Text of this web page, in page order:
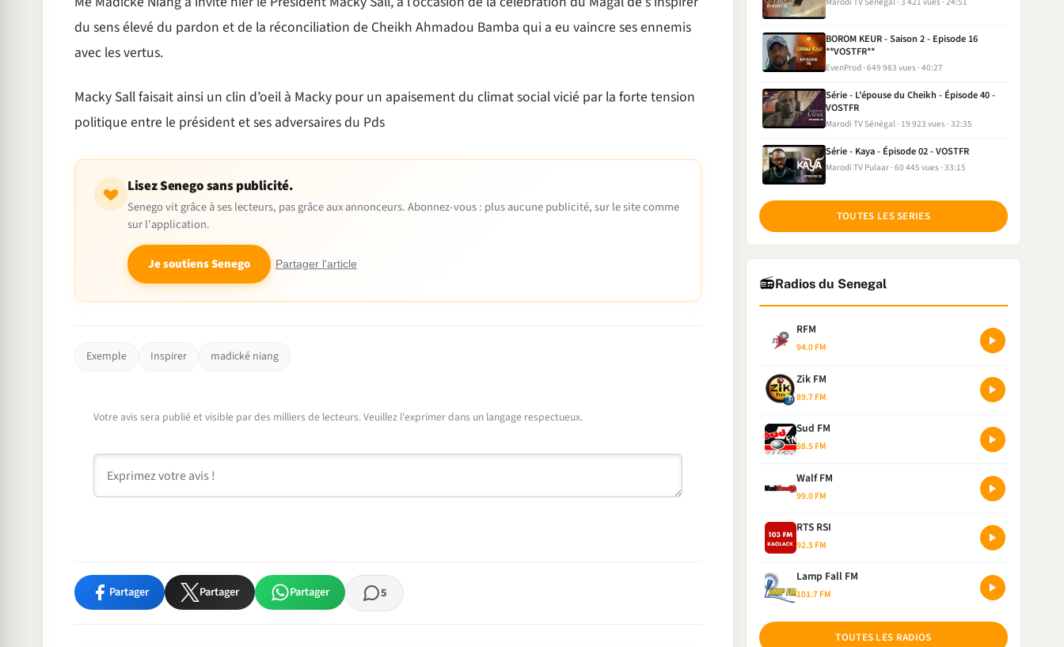
du sens élevé du pardon et de la réconciliation de Cheikh Ahmadou Bamba qui a eu vaincre ses ennemis
avec les vertus.
Macky Sall faisait ainsi un clin d’oeil à Macky pour un apaisement du climat social vicié par la forte tension
politique entre le président et ses adversaires du Pds
Lisez Senego sans publicité.
Senego vit grâce à ses lecteurs, pas grâce aux annonceurs. Abonnez-vous : plus aucune publicité, sur le site comme
sur l'application.
Je soutiens Senego Partager l'article
Exemple Inspirer madické niang
Votre avis sera publié et visible par des milliers de lecteurs. Veuillez l'exprimer dans un langage respectueux.
Partager Partager Partager 5
BOROM KEUR - Saison 2 - Episode 16
**VOSTFR**
EvenProd 649 983 vues 40:27
Série - L'épouse du Cheikh - Épisode 40 -
VOSTFR
Marodi TV Sénégal 19 923 vues 32:35
Série - Kaya - Épisode 02 - VOSTFR
Marodi TV Pulaar 60 445 vues 33:15
TOUTES LES SERIES
📻Radios du Senegal
RFM
94.0 FM
Zik FM
89.7 FM
Sud FM
98.5 FM
Walf FM
99.0 FM
RTS RSI
92.5 FM
Lamp Fall FM
101.7 FM
TOUTES LES RADIOS